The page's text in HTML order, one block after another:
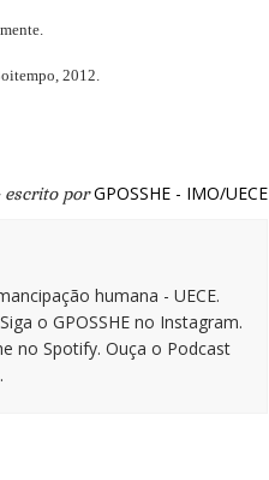
2012.
escrito por GPOSSHE - IMO/UECE
humana - UECE.
o GPOSSHE no Instagram.
no Spotify. Ouça o Podcast